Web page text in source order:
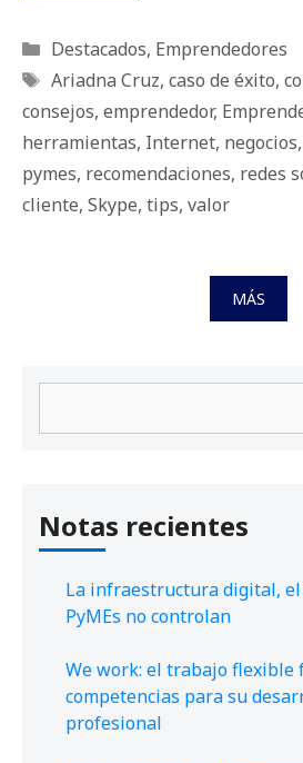
Categorías
Destacados, Emprendedores
Etiquetas
Ariadna Cruz, caso de éxito,
consejos, emprendedor,
herramientas, Internet, negocios,
pymes, recomendaciones, redes
cliente, Skype, tips, valor
MÁS
Notas recientes
La infraestructura digital, el
PyMEs no controlan
We work: el trabajo flexible
competencias para su
profesional